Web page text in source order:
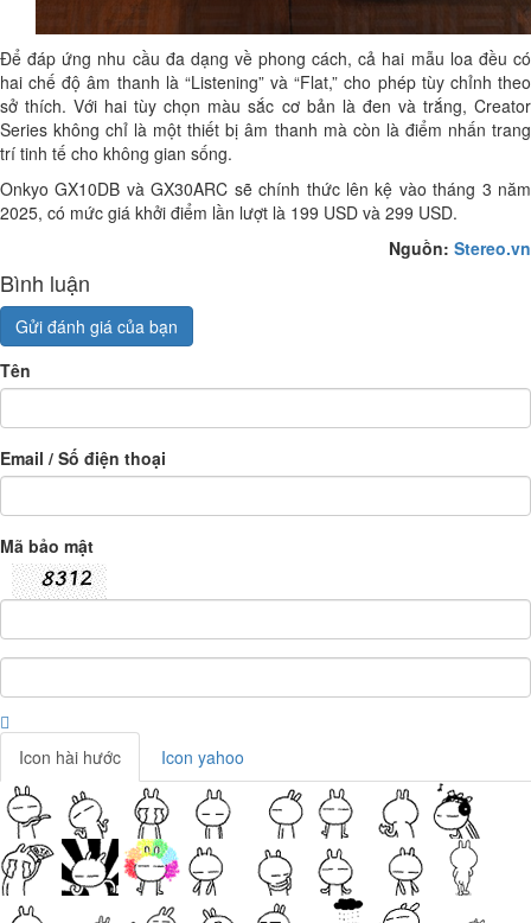
Để đáp ứng nhu cầu đa dạng về phong cách, cả hai mẫu loa đều có
hai chế độ âm thanh là “Listening” và “Flat,” cho phép tùy chỉnh theo
sở thích. Với hai tùy chọn màu sắc cơ bản là đen và trắng, Creator
Series không chỉ là một thiết bị âm thanh mà còn là điểm nhấn trang
trí tinh tế cho không gian sống.
Onkyo GX10DB và GX30ARC sẽ chính thức lên kệ vào tháng 3 năm
2025, có mức giá khởi điểm lần lượt là 199 USD và 299 USD.
Nguồn: Stereo.vn
Bình luận
Gửi đánh giá của bạn
Tên
Email / Số điện thoại
Mã bảo mật
Icon hài hước Icon yahoo